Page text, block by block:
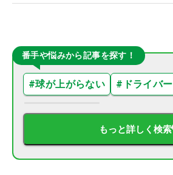
番手や悩みから記事を探す！
#球が上がらない # ドライバー
もっと詳しく検索